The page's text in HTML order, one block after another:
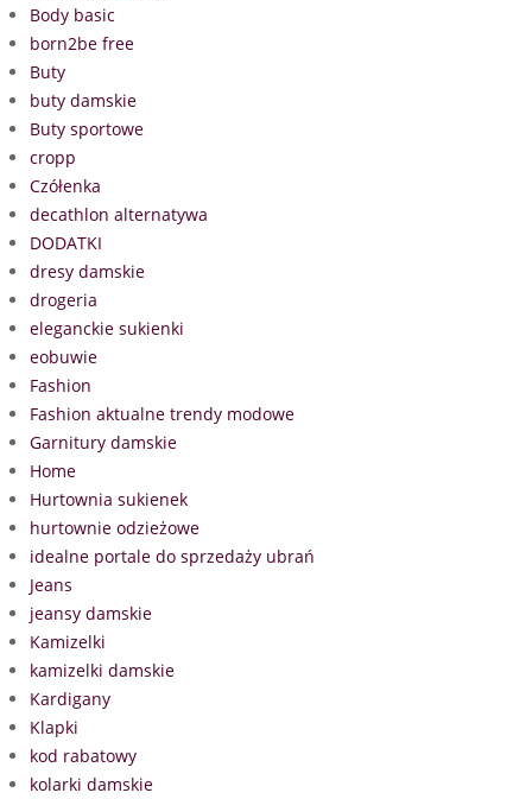
Body basic
born2be free
Buty
buty damskie
Buty sportowe
cropp
Czółenka
decathlon alternatywa
DODATKI
dresy damskie
drogeria
eleganckie sukienki
eobuwie
Fashion
Fashion aktualne trendy modowe
Garnitury damskie
Home
Hurtownia sukienek
hurtownie odzieżowe
idealne portale do sprzedaży ubrań
Jeans
jeansy damskie
Kamizelki
kamizelki damskie
Kardigany
Klapki
kod rabatowy
kolarki damskie